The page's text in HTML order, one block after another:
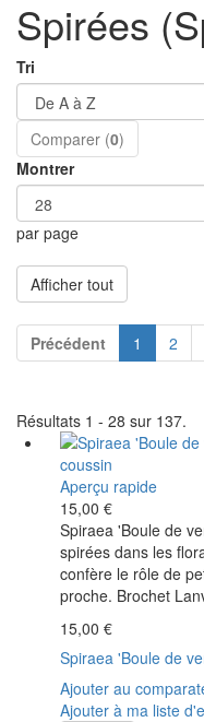
Spirées
Tri
Comparer (0)
Montrer
par page
Afficher tout
Précédent 1 2
Résultats 1 - 28 sur 137.
Aperçu rapide
15,00 €
Spiraea 'Boule de
spirées dans les
confère le rôle de
proche. Brochet
15,00 €
Spiraea 'Boule de
Ajouter au
Ajouter à ma liste